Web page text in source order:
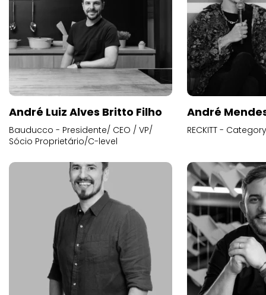
André Luiz Alves Britto Filho
Bauducco - Presidente/ CEO / VP/
Sócio Proprietário/C-level
André
RECKITT -